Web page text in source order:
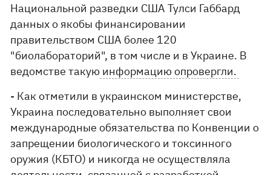
Национальной разведки США Тулси Габбард
данных о якобы финансировании
правительством США более 120
"биолабораторий", в том числе и в Украине. В
ведомстве такую информацию опровергли.
- Как отметили в украинском министерстве,
Украина последовательно выполняет свои
международные обязательства по Конвенции о
запрещении биологического и токсинного
оружия (КБТО) и никогда не осуществляла